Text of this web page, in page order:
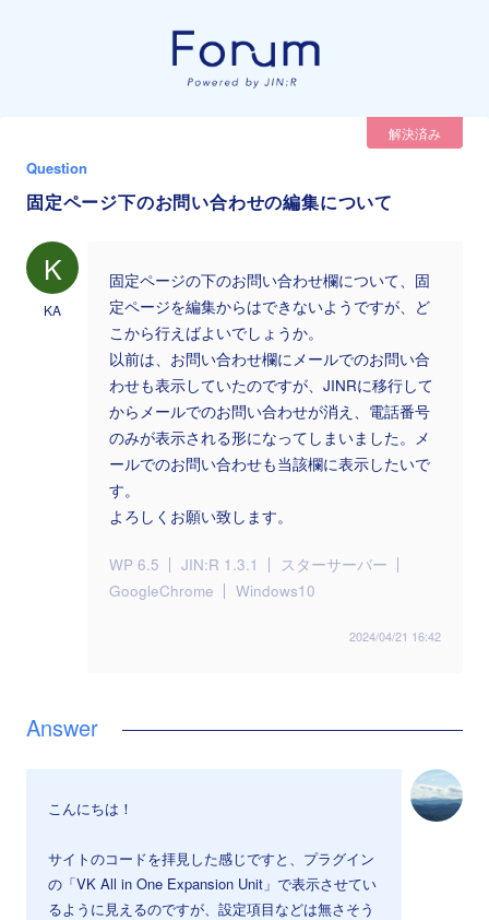
解決済み
Question
固定ページ下のお問い合わせの編集について
K
KA
固定ページの下のお問い合わせ欄について、固
定ページを編集からはできないようですが、ど
こから行えばよいでしょうか。
以前は、お問い合わせ欄にメールでのお問い合
わせも表示していたのですが、JINRに移行して
からメールでのお問い合わせが消え、電話番号
のみが表示される形になってしまいました。メ
ールでのお問い合わせも当該欄に表示したいで
す。
よろしくお願い致します。
WP 6.5 JIN:R 1.3.1
スターサーバー
GoogleChrome
Windows10
2024/04/21 16:42
こんにちは！
サイトのコードを拝見した感じですと、プラグイン
の「VK All in One Expansion Unit」で表示させてい
るように見えるのですが、設定項目などは無さそう